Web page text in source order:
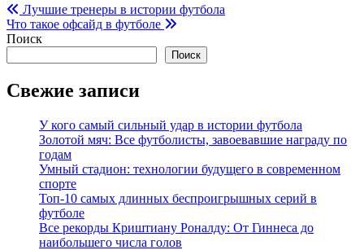
Навигация
по
Лучшие тренеры в истории футбола
Что такое офсайд в футболе
Поиск
Поиск
Свежие записи
У кого самый сильный удар в истории футбола
Золотой мяч: Все футболисты, завоевавшие награду по
годам
Умный стадион: технологии будущего в современном
спорте
Топ-10 самых длинных беспроигрышных серий в
футболе
Все рекорды Криштиану Роналду: От Гиннеса до
наибольшего числа голов